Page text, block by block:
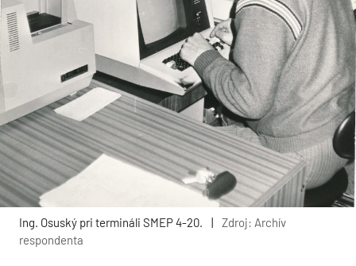
Ing. Osuský pri termináli SMEP 4-20. |
Zdroj: Archív
respondenta